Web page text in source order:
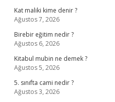
Kat maliki kime denir ?
Ağustos 7, 2026
Birebir eğitim nedir ?
Ağustos 6, 2026
Kitabul mubin ne demek ?
Ağustos 5, 2026
5. sınıfta cami nedir ?
Ağustos 3, 2026